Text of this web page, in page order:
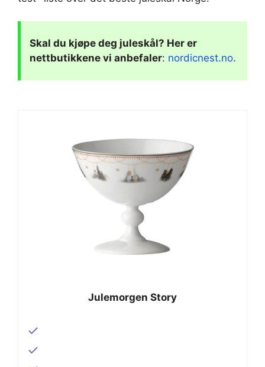
Skal du kjøpe deg juleskål? Her er
nettbutikkene vi anbefaler: nordicnest.no.
Julemorgen Story